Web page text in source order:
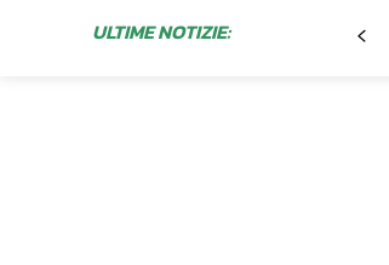
ULTIME NOTIZIE: